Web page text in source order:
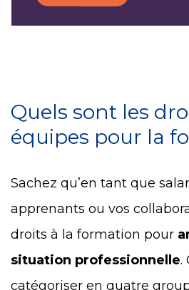
Quels sont les
équipes pour la
Sachez qu’en tant que
apprenants ou vos
droits à la formation pour
situation professionnelle.
catégoriser en quatre